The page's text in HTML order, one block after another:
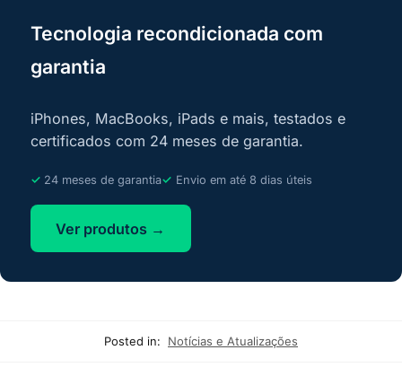
Tecnologia recondicionada com
garantia
iPhones, MacBooks, iPads e mais, testados e
certificados com 24 meses de garantia.
24 meses de garantia Envio em até 8 dias úteis
Ver produtos →
Posted in: Notícias e Atualizações